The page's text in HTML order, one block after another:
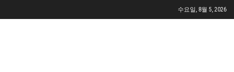
수요일, 8월 5, 2026